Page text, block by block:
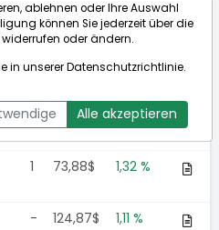
N Aktuell
%
4 71,18$ 1,34 %
1 73,88$ 1,32 %
- 124,87$ 1,11 %
ablehnen oder Ihre Auswahl
können Sie jederzeit über die
widerrufen oder ändern.
in unsererDatenschutzrichtlinie.
Alle akzeptieren